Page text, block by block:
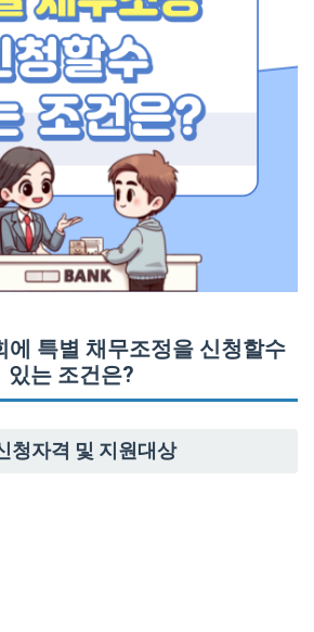
에 특별 채무조정을 신청할수
있는 조건은?
청자격 및 지원대상